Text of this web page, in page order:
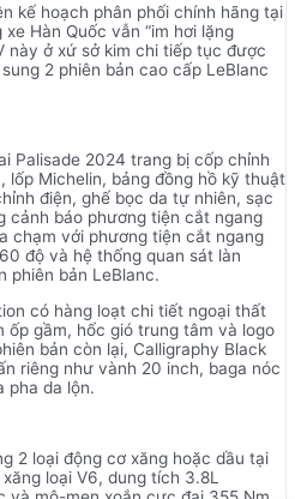
kế hoạch phân phối chính hãng tại
Hàn Quốc vẫn “im hơi lặng
này ở xứ sở kim chi tiếp tục được
2 phiên bản cao cấp LeBlanc
Palisade 2024 trang bị cốp chỉnh
lốp Michelin, bảng đồng hồ kỹ thuật
điện, ghế bọc da tự nhiên, sạc
cảnh báo phương tiện cắt ngang
chạm với phương tiện cắt ngang
độ và hệ thống quan sát làn
phiên bản LeBlanc.
có hàng loạt chi tiết ngoại thất
ốp gầm, hốc gió trung tâm và logo
bản còn lại, Calligraphy Black
riêng như vành 20 inch, baga nóc
pha da lộn.
2 loại động cơ xăng hoặc dầu tại
loại V6, dung tích 3.8L